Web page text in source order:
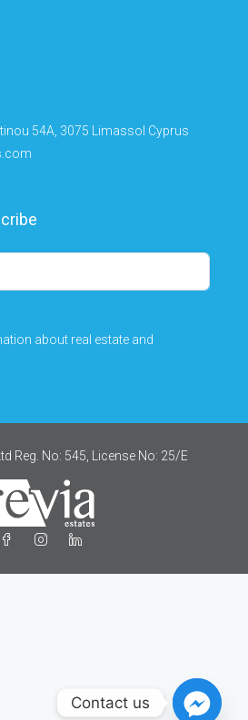
54A, 3075 Limassol Cyprus
about real estate and
Reg. No: 545, License No: 25/Ε
Contact us